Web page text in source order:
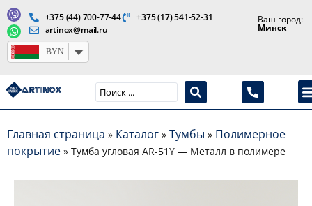
Главная страница » Каталог » Тумбы » Полимерное
покрытие » Тумба угловая AR-51Y — Металл в полимере
+375 (44) 700-77-44
+375 (17) 541-52-31
artinox@mail.ru
Ваш город:
Минск
BYN
Производство медицинской продукции и